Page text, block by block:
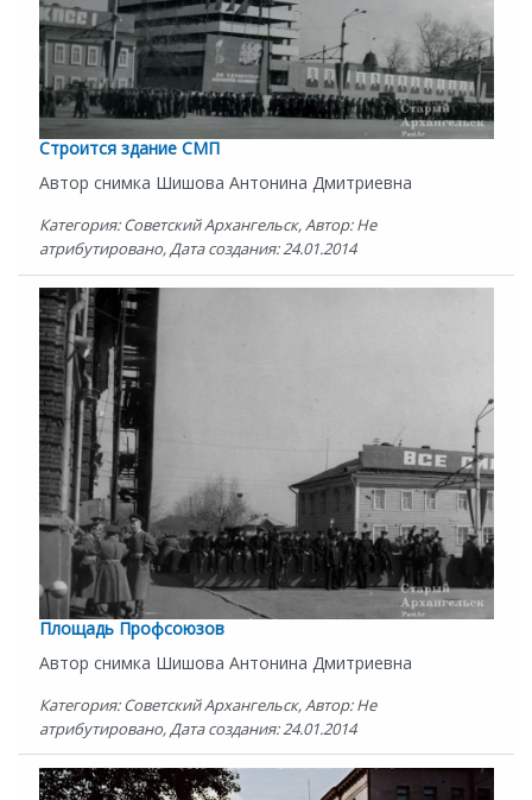
Строится здание СМП
Автор снимка Шишова Антонина Дмитриевна
Категория: Советский Архангельск, Автор: Не
атрибутировано, Дата создания: 24.01.2014
Площадь Профсоюзов
Автор снимка Шишова Антонина Дмитриевна
Категория: Советский Архангельск, Автор: Не
атрибутировано, Дата создания: 24.01.2014